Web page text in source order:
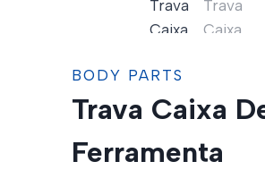
BODY PARTS
Trava Caixa
Ferramenta